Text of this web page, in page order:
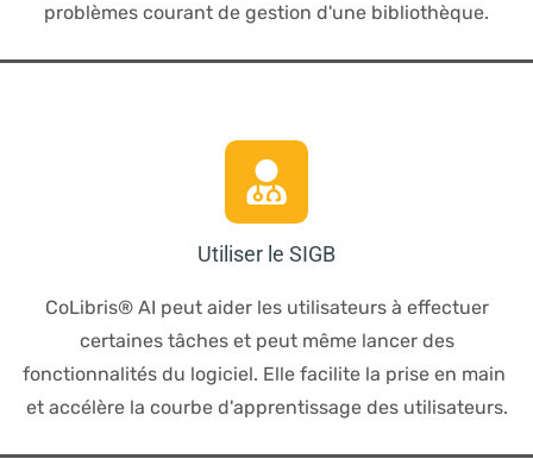
problèmes courant de gestion d'une bibliothèque.
Utiliser le SIGB
CoLibris® AI peut aider les utilisateurs à effectuer
certaines tâches et peut même lancer des
fonctionnalités du logiciel. Elle facilite la prise en main
et accélère la courbe d'apprentissage des utilisateurs.